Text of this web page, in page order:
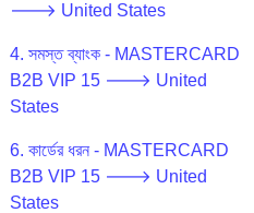
🡒 United States
4. সমস্ত ব্যাংক - MASTERCARD
B2B VIP 15 🡒 United
States
6. কার্ডের ধরন - MASTERCARD
B2B VIP 15 🡒 United
States